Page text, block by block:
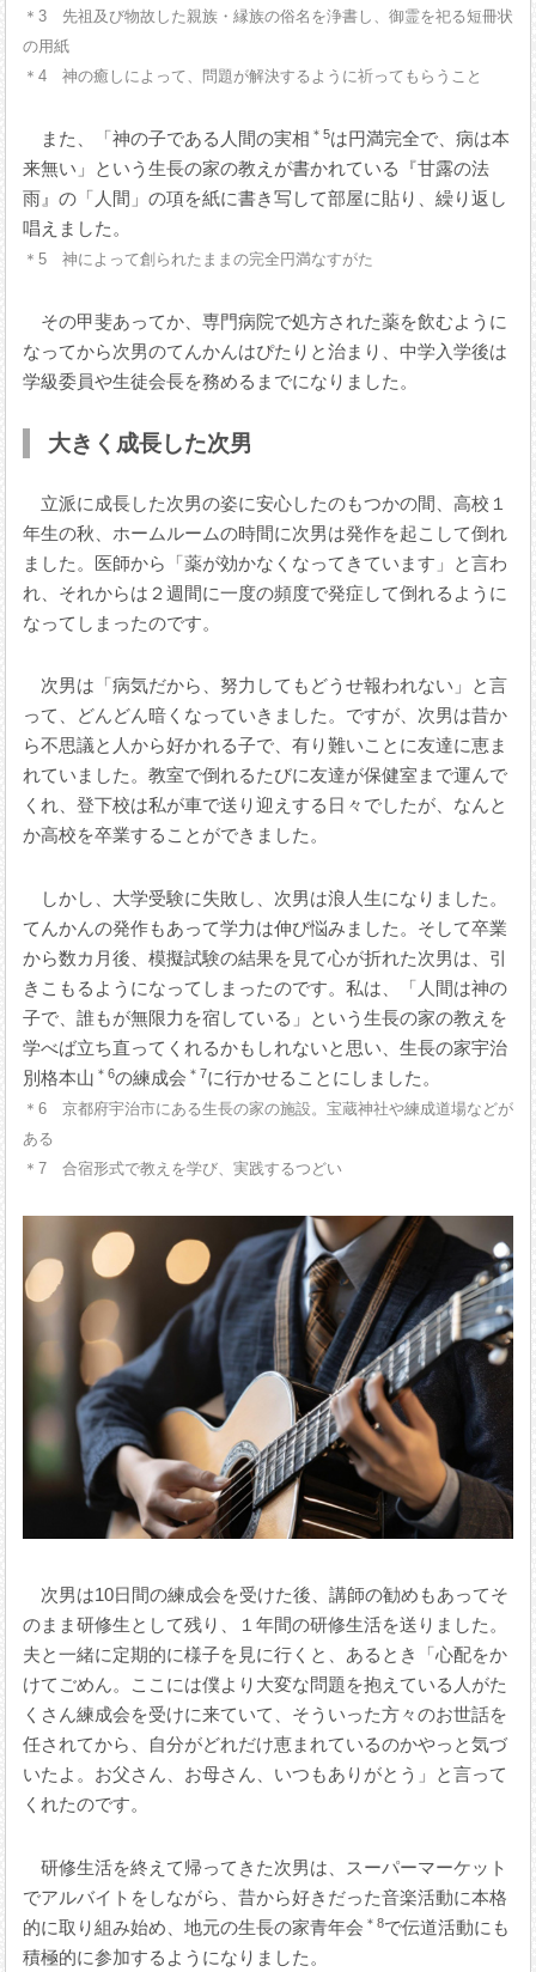
＊3 先祖及び物故した親族・縁族の俗名を浄書し、御霊を祀る短冊状
の用紙
＊4 神の癒しによって、問題が解決するように祈ってもらうこと
また、「神の子である人間の実相 ＊5は円満完全で、病は本
来無い」という生長の家の教えが書かれている『甘露の法
雨』の「人間」の項を紙に書き写して部屋に貼り、繰り返し
唱えました。
＊5 神によって創られたままの完全円満なすがた
その甲斐あってか、専門病院で処方された薬を飲むように
なってから次男のてんかんはぴたりと治まり、中学入学後は
学級委員や生徒会長を務めるまでになりました。
大きく成長した次男
立派に成長した次男の姿に安心したのもつかの間、高校１
年生の秋、ホームルームの時間に次男は発作を起こして倒れ
ました。医師から「薬が効かなくなってきています」と言わ
れ、それからは２週間に一度の頻度で発症して倒れるように
なってしまったのです。
次男は「病気だから、努力してもどうせ報われない」と言
って、どんどん暗くなっていきました。ですが、次男は昔か
ら不思議と人から好かれる子で、有り難いことに友達に恵ま
れていました。教室で倒れるたびに友達が保健室まで運んで
くれ、登下校は私が車で送り迎えする日々でしたが、なんと
か高校を卒業することができました。
しかし、大学受験に失敗し、次男は浪人生になりました。
てんかんの発作もあって学力は伸び悩みました。そして卒業
から数カ月後、模擬試験の結果を見て心が折れた次男は、引
きこもるようになってしまったのです。私は、「人間は神の
子で、誰もが無限力を宿している」という生長の家の教えを
学べば立ち直ってくれるかもしれないと思い、生長の家宇治
別格本山 ＊6の練成会 ＊7に行かせることにしました。
＊6 京都府宇治市にある生長の家の施設。宝蔵神社や練成道場などが
ある
＊7 合宿形式で教えを学び、実践するつどい
次男は10日間の練成会を受けた後、講師の勧めもあってそ
のまま研修生として残り、１年間の研修生活を送りました。
夫と一緒に定期的に様子を見に行くと、あるとき「心配をか
けてごめん。ここには僕より大変な問題を抱えている人がた
くさん練成会を受けに来ていて、そういった方々のお世話を
任されてから、自分がどれだけ恵まれているのかやっと気づ
いたよ。お父さん、お母さん、いつもありがとう」と言って
くれたのです。
研修生活を終えて帰ってきた次男は、スーパーマーケット
でアルバイトをしながら、昔から好きだった音楽活動に本格
的に取り組み始め、地元の生長の家青年会 ＊8で伝道活動にも
積極的に参加するようになりました。